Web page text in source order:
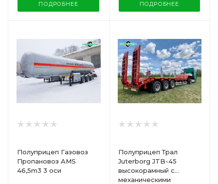
ПОДРОБНЕЕ ПОДРОБНЕЕ
Полуприцеп Газовоз
Пропановоз AMS
46,5m3 3 оси
Полуприцеп Трал
Juterborg JTB-45
высокорамный с
механическими